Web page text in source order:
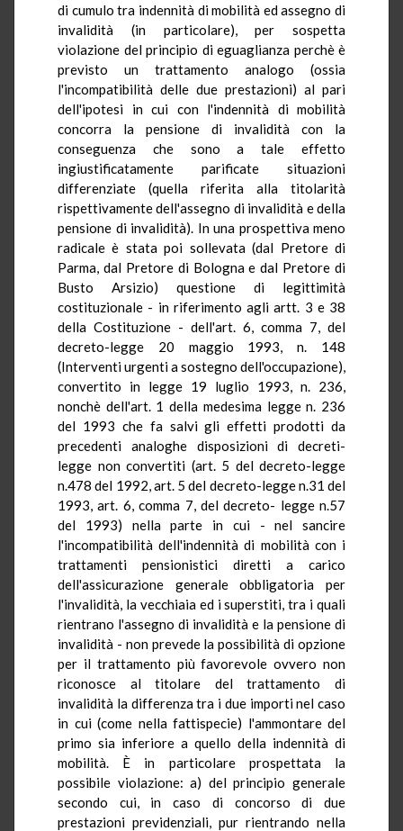
di cumulo tra indennità di mobilità ed assegno di
invalidità (in particolare), per sospetta
violazione del principio di eguaglianza perchè è
previsto un trattamento analogo (ossia
l'incompatibilità delle due prestazioni) al pari
dell'ipotesi in cui con l'indennità di mobilità
concorra la pensione di invalidità con la
conseguenza che sono a tale effetto
ingiustificatamente parificate situazioni
differenziate (quella riferita alla titolarità
rispettivamente dell'assegno di invalidità e della
pensione di invalidità). In una prospettiva meno
radicale è stata poi sollevata (dal Pretore di
Parma, dal Pretore di Bologna e dal Pretore di
Busto Arsizio) questione di legittimità
costituzionale - in riferimento agli artt. 3 e 38
della Costituzione - dell'art. 6, comma 7, del
decreto-legge 20 maggio 1993, n. 148
(Interventi urgenti a sostegno dell'occupazione),
convertito in legge 19 luglio 1993, n. 236,
nonchè dell'art. 1 della medesima legge n. 236
del 1993 che fa salvi gli effetti prodotti da
precedenti analoghe disposizioni di decreti-
legge non convertiti (art. 5 del decreto-legge
n.478 del 1992, art. 5 del decreto-legge n.31 del
1993, art. 6, comma 7, del decreto- legge n.57
del 1993) nella parte in cui - nel sancire
l'incompatibilità dell'indennità di mobilità con i
trattamenti pensionistici diretti a carico
dell'assicurazione generale obbligatoria per
l'invalidità, la vecchiaia ed i superstiti, tra i quali
rientrano l'assegno di invalidità e la pensione di
invalidità - non prevede la possibilità di opzione
per il trattamento più favorevole ovvero non
riconosce al titolare del trattamento di
invalidità la differenza tra i due importi nel caso
in cui (come nella fattispecie) l'ammontare del
primo sia inferiore a quello della indennità di
mobilità. È in particolare prospettata la
possibile violazione: a) del principio generale
secondo cui, in caso di concorso di due
prestazioni previdenziali, pur rientrando nella